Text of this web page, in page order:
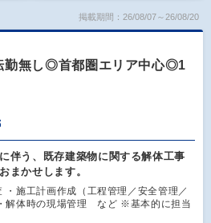
掲載期間：26/08/07～26/08/20
勤無し◎首都圏エリア中心◎1
伴う、既存建築物に関する解体工事
まかせします。
・施工計画作成（工程管理／安全管理／
解体時の現場管理 など ※基本的に担当